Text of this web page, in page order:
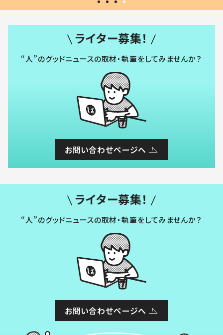
ライター募集！
“人”のグッドニュースの取材・執筆をしてみませんか？
お問い合わせページへ
ライター募集！
“人”のグッドニュースの取材・執筆をしてみませんか？
お問い合わせページへ